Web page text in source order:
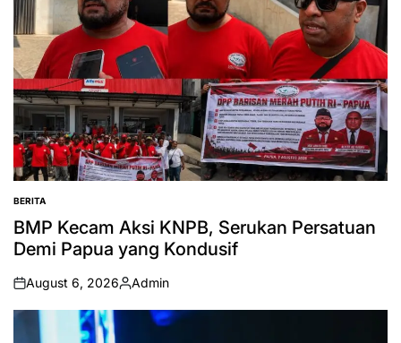
POSTED
IN
BERITA
BMP Kecam Aksi KNPB, Serukan Persatuan
Demi Papua yang Kondusif
on
August 6, 2026
Posted
by
Admin